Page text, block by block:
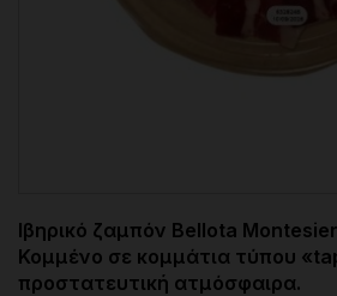
Ιβηρικό ζαμπόν Bellota
Κομμένο σε κομμάτια τύπου
προστατευτική ατμόσφαιρα.